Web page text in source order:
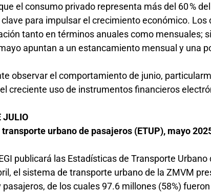
el consumo privado representa más del 60 %
para impulsar el crecimiento económico. Los
tanto en términos anuales como mensuales;
apuntan a un estancamiento mensual y una
observar el comportamiento de junio,
creciente uso de instrumentos financieros
JULIO
urbano de pasajeros (ETUP), mayo
publicará las Estadísticas de Transporte
el sistema de transporte urbano de la ZMVM
pasajeros, de los cuales 97.6 millones (58%)